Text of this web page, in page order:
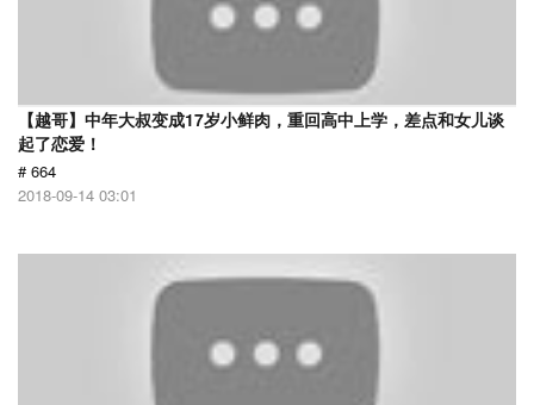
【越哥】中年大叔变成17岁小鲜肉，重回高中上学，差点和女儿谈
起了恋爱！
# 664
2018-09-14 03:01